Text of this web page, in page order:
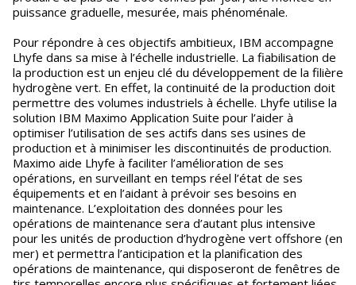
puissance graduelle, mesurée, mais phénoménale.
Pour répondre à ces objectifs ambitieux, IBM accompagne
Lhyfe dans sa mise à l’échelle industrielle. La fiabilisation de
la production est un enjeu clé du développement de la filière
hydrogène vert. En effet, la continuité de la production doit
permettre des volumes industriels à échelle. Lhyfe utilise la
solution IBM Maximo Application Suite pour l’aider à
optimiser l’utilisation de ses actifs dans ses usines de
production et à minimiser les discontinuités de production.
Maximo aide Lhyfe à faciliter l’amélioration de ses
opérations, en surveillant en temps réel l’état de ses
équipements et en l’aidant à prévoir ses besoins en
maintenance. L’exploitation des données pour les
opérations de maintenance sera d’autant plus intensive
pour les unités de production d’hydrogène vert offshore (en
mer) et permettra l’anticipation et la planification des
opérations de maintenance, qui disposeront de fenêtres de